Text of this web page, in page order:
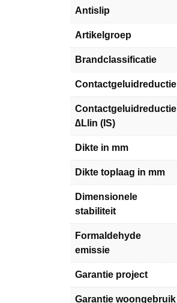
Antislip
Artikelgroep
Brandclassificatie
Contactgeluidreductie
Contactgeluidreductie
∆Llin (IS)
Dikte in mm
Dikte toplaag in mm
Dimensionele
stabiliteit
Formaldehyde
emissie
Garantie project
Garantie woongebruik